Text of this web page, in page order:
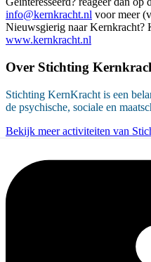
info@kernkracht.nl voor meer
Nieuwsgierig naar Kernkracht?
www.kernkracht.nl
Over Stichting
Stichting KernKracht is een
de psychische, sociale en
Bekijk meer activiteiten van